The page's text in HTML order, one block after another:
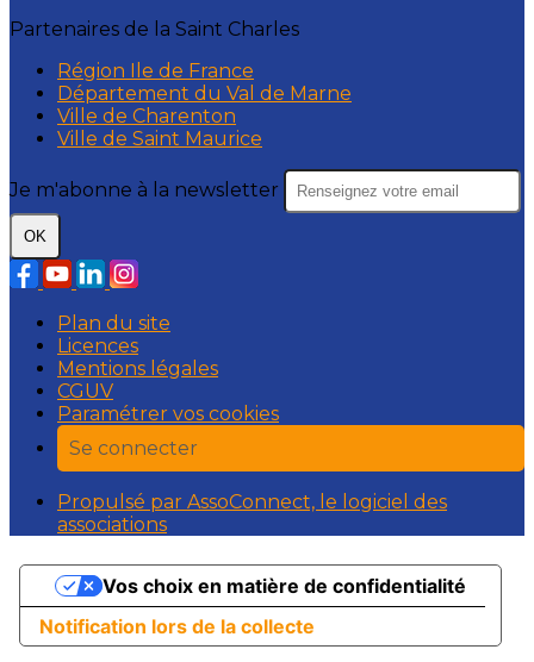
Partenaires de la Saint Charles
Région Ile de France
Département du Val de Marne
Ville de Charenton
Ville de Saint Maurice
Je m'abonne à la newsletter
OK
Plan du site
Licences
Mentions légales
CGUV
Paramétrer vos cookies
Se connecter
Propulsé par AssoConnect, le logiciel des
associations
Notification lors de la collecte
Vos choix en matière de confidentialité